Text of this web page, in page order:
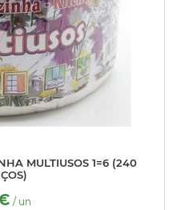
MULTIUSOS 1=6 (240
/ un